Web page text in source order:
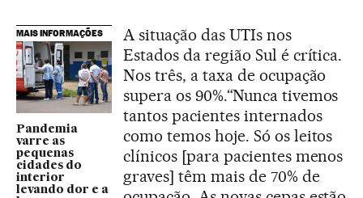
MAIS INFORMAÇÕES
Pandemia
varre as
pequenas
cidades do
interior
levando dor e a
A situação das UTIs nos
Estados da região Sul é crítica.
Nos três, a taxa de ocupação
supera os 90%.“Nunca tivemos
tantos pacientes internados
como temos hoje. Só os leitos
clínicos [para pacientes menos
graves] têm mais de 70% de